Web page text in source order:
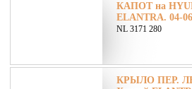
КАПОТ на
ELANTRA. 04-
NL 3171 280
КРЫЛО ПЕР.